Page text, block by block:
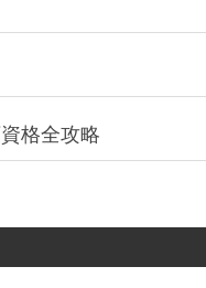
格全攻略